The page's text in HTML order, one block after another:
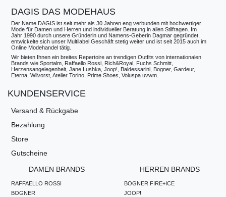
DAGIS DAS MODEHAUS
Der Name DAGIS ist seit mehr als 30 Jahren eng verbunden mit hochwertiger
Mode für Damen und Herren und individueller Beratung in allen Stilfragen. Im
Jahr 1990 durch unsere Gründerin und Namens-Geberin Dagmar gegründet,
entwickelte sich unser Multilabel Geschäft stetig weiter und ist seit 2015 auch im
Online Modehandel tätig.
Wir bieten Ihnen ein breites Repertoire an trendigen Outfits von internationalen
Brands wie Sportalm, Raffaello Rossi, Rich&Royal, Fuchs Schmitt,
Herzensangelegenheit, Jane Lushka, Joop!, Baldessarini, Bogner, Gardeur,
Eterna, Wilvorst, Atelier Torino, Prime Shoes, Voluspa uvwm.
KUNDENSERVICE
Versand & Rückgabe
Bezahlung
Store
Gutscheine
DAMEN BRANDS
RAFFAELLO ROSSI
BOGNER
HERREN BRANDS
BOGNER FIRE+ICE
JOOP!